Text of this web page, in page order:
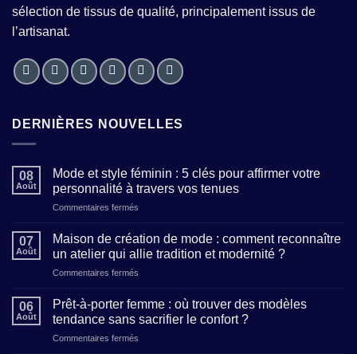
sélection de tissus de qualité, principalement issus de
l’artisanat.
DERNIÈRES NOUVELLES
08
Août
Mode et style féminin : 5 clés pour affirmer votre
personnalité à travers vos tenues
Commentaires fermés
et
style
féminin
clés
pour
07
Août
Maison de création de mode : comment reconnaître
un atelier qui allie tradition et modernité ?
Commentaires fermés
création
de
06
Août
Prêt-à-porter femme : où trouver des modèles
tendance sans sacrifier le confort ?
Commentaires fermés